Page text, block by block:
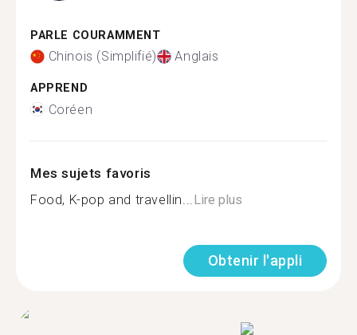
PARLE COURAMMENT
Chinois (Simplifié) Anglais
APPREND
Coréen
Mes sujets favoris
Food, K-pop and travellin... Lire plus
Obtenir l'appli